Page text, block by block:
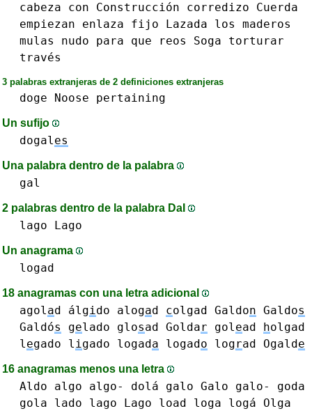
cabeza
con Construcción corredizo
Cuerda
empiezan
enlaza fijo Lazada los
maderos
mulas
nudo para que reos Soga
torturar
través
3 palabras extranjeras de 2 definiciones extranjeras
doge Noose pertaining
Un sufijo
dogales
Una palabra dentro de la palabra
gal
2 palabras dentro de la palabra DaI
lago Lago
Un anagrama
logad
18 anagramas con una letra adicional
agolad álgido alogad colgad Galdon Galdos
Galdós gelado glosad Goldar golead holgad
legado ligado logada logado lograd Ogalde
16 anagramas menos una letra
Aldo algo algo- dolá galo Galo galo-
goda
gola
lado lago Lago load loga logá Olga